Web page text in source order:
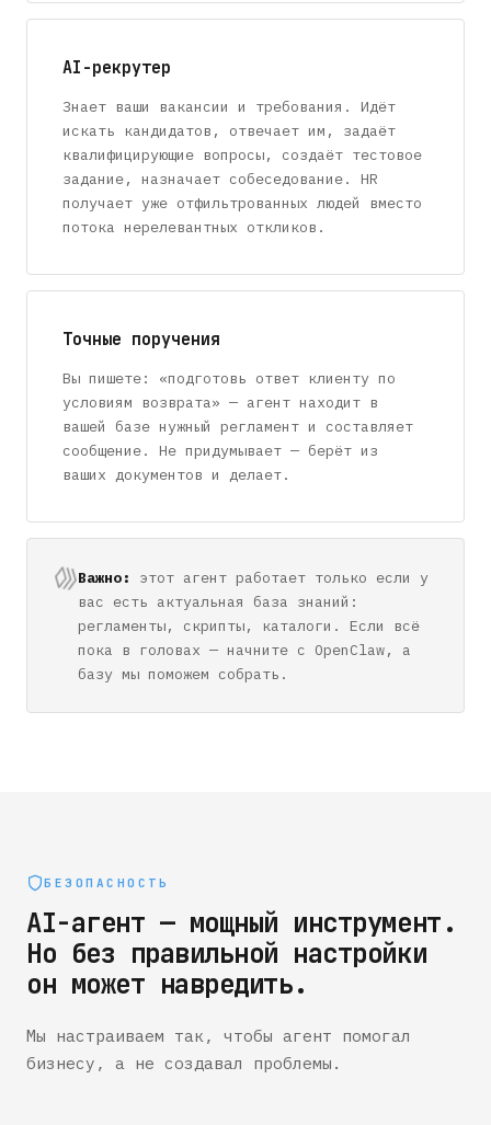
AI-рекрутер
Знает ваши вакансии и требования. Идёт
искать кандидатов, отвечает им, задаёт
квалифицирующие вопросы, создаёт тестовое
задание, назначает собеседование. HR
получает уже отфильтрованных людей вместо
потока нерелевантных откликов.
Точные поручения
Вы пишете: «подготовь ответ клиенту по
условиям возврата» — агент находит в
вашей базе нужный регламент и составляет
сообщение. Не придумывает — берёт из
ваших документов и делает.
Важно: этот агент работает только если у
вас есть актуальная база знаний:
регламенты, скрипты, каталоги. Если всё
пока в головах — начните с OpenClaw, а
базу мы поможем собрать.
БЕЗОПАСНОСТЬ
AI-агент — мощный инструмент.
Но без правильной настройки
он может навредить.
Мы настраиваем так, чтобы агент помогал
бизнесу, а не создавал проблемы.